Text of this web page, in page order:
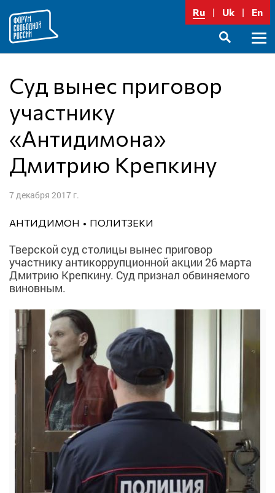
содержимому
Ru Uk En
Суд вынес приговор
участнику
«Антидимона»
Дмитрию Крепкину
7 декабря 2017 г.
АНТИДИМОН ПОЛИТЗЕКИ
Тверской суд столицы вынес приговор
участнику антикоррупционной акции 26 марта
Дмитрию Крепкину. Суд признал обвиняемого
виновным.